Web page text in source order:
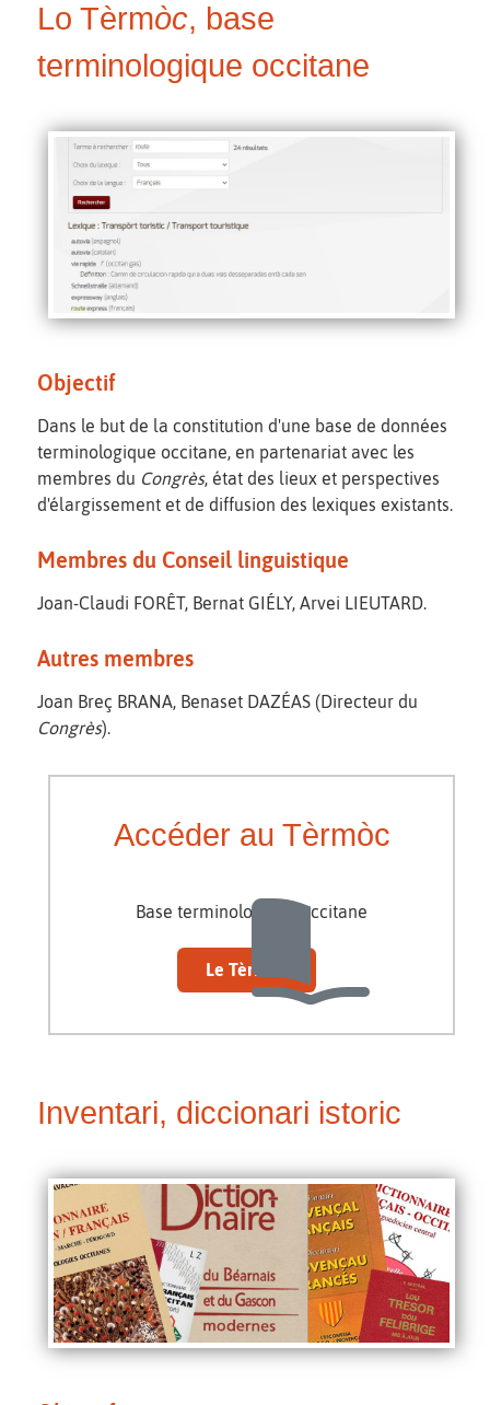
Lo Tèrmòc, base
terminologique occitane
Objectif
Dans le but de la constitution d'une base de données
terminologique occitane, en partenariat avec les
membres du Congrès, état des lieux et perspectives
d'élargissement et de diffusion des lexiques existants.
Membres du Conseil linguistique
Joan-Claudi FORÊT, Bernat GIÉLY, Arvei LIEUTARD.
Autres membres
Joan Breç BRANA, Benaset DAZÉAS (Directeur du
Congrès).
Accéder au Tèrmòc
Base terminologique occitane
Le Tèrmòc
Inventari, diccionari istoric